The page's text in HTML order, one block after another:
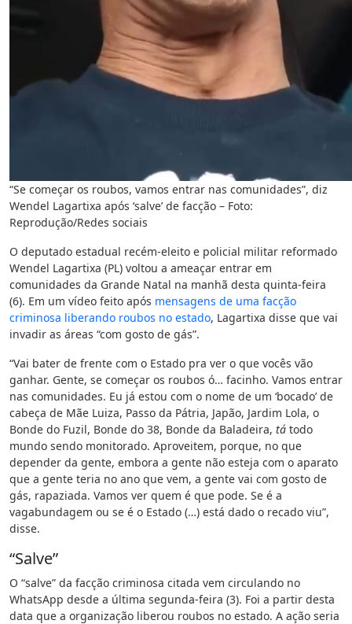
“Se começar os roubos, vamos entrar nas comunidades”, diz
Wendel Lagartixa após ‘salve’ de facção – Foto:
Reprodução/Redes sociais
O deputado estadual recém-eleito e policial militar reformado
Wendel Lagartixa (PL) voltou a ameaçar entrar em
comunidades da Grande Natal na manhã desta quinta-feira
(6). Em um vídeo feito após mensagens de uma facção
criminosa liberando roubos no estado, Lagartixa disse que vai
invadir as áreas “com gosto de gás”.
“Vai bater de frente com o Estado pra ver o que vocês vão
ganhar. Gente, se começar os roubos ó… facinho. Vamos entrar
nas comunidades. Eu já estou com o nome de um ‘bocado’ de
cabeça de Mãe Luiza, Passo da Pátria, Japão, Jardim Lola, o
Bonde do Fuzil, Bonde do 38, Bonde da Baladeira, tá todo
mundo sendo monitorado. Aproveitem, porque, no que
depender da gente, embora a gente não esteja com o aparato
que a gente teria no ano que vem, a gente vai com gosto de
gás, rapaziada. Vamos ver quem é que pode. Se é a
vagabundagem ou se é o Estado (…) está dado o recado viu”,
disse.
“Salve”
O “salve” da facção criminosa citada vem circulando no
WhatsApp desde a última segunda-feira (3). Foi a partir desta
data que a organização liberou roubos no estado. A ação seria